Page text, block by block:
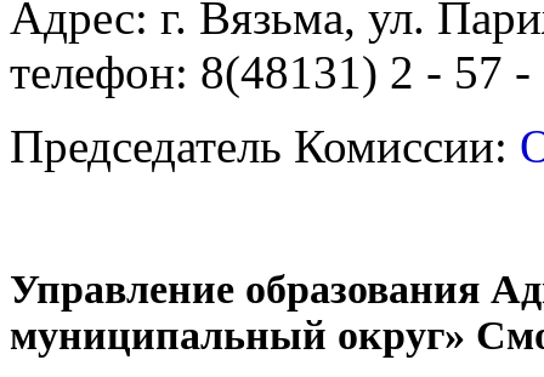
Адрес: г. Вязьма, ул.
телефон: 8(48131) 2 - 57 -
Председатель Комиссии:
Управление образования
муниципальный округ»